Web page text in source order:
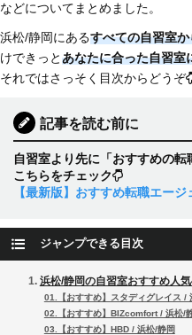
などについてまとめました。
浜松/静岡にあるすべての自習室
けできっとあなたに合った自習室
それではさっそく目次からどうぞ
記事を読む前に
自習室より先に「おすすめの
こちらをチェック
【最新版】おすすめ転職エー
ジャンプできる目次
浜松/静岡の自習室おすすめ人
01.【おすすめ】スタディグレイス /
02.【おすすめ】BIZcomfort / 浜松/
03.【おすすめ】HBD / 浜松/静岡